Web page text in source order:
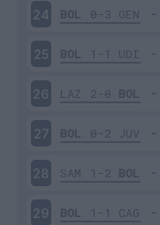
24 BOL 0-3 GEN
25 BOL 1-1 UDI
26 LAZ 2-0 BOL
27 BOL 0-2 JUV
28 SAM 1-2 BOL
29 BOL 1-1 CAG